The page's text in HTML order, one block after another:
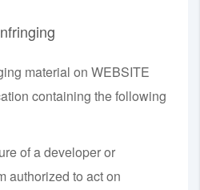
material on WEBSITE
containing the following
of a developer or
authorized to act on